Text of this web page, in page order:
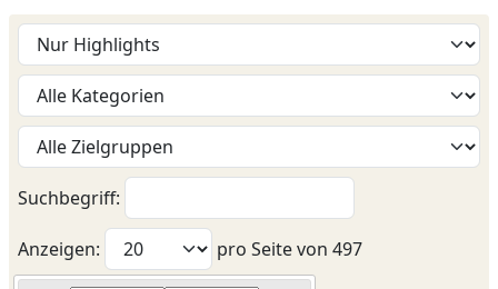
Suchbegriff:
Anzeigen: pro Seite von 497